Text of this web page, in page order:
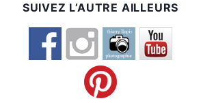
SUIVEZ L’AUTRE AILLEURS